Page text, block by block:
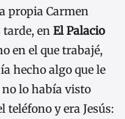
propia Carmen
en El Palacio
en el que trabajé,
hecho algo que le
no lo había visto
teléfono y era Jesús: